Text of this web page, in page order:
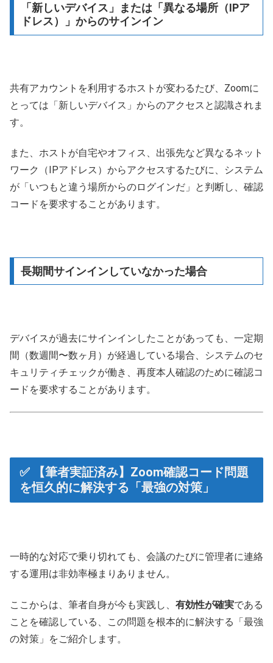
「新しいデバイス」または「異なる場所（IPア
ドレス）」からのサインイン
共有アカウントを利用するホストが変わるたび、Zoomに
とっては「新しいデバイス」からのアクセスと認識されま
す。
また、ホストが自宅やオフィス、出張先など異なるネット
ワーク（IPアドレス）からアクセスするたびに、システム
が「いつもと違う場所からのログインだ」と判断し、確認
コードを要求することがあります。
長期間サインインしていなかった場合
デバイスが過去にサインインしたことがあっても、一定期
間（数週間〜数ヶ月）が経過している場合、システムのセ
キュリティチェックが働き、再度本人確認のために確認コ
ードを要求することがあります。
✅ 【筆者実証済み】Zoom確認コード問題
を恒久的に解決する「最強の対策」
一時的な対応で乗り切れても、会議のたびに管理者に連絡
する運用は非効率極まりありません。
ここからは、筆者自身が今も実践し、 有効性が確実である
ことを確認している、この問題を根本的に解決する「最強
の対策」をご紹介します。